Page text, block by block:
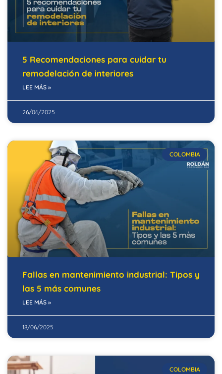
5 Recomendaciones para cuidar tu
remodelación de interiores
LEE MÁS »
26/06/2025
COLOMBIA
Fallas en mantenimiento industrial: Tipos y
las 5 más comunes
LEE MÁS »
18/06/2025
COLOMBIA